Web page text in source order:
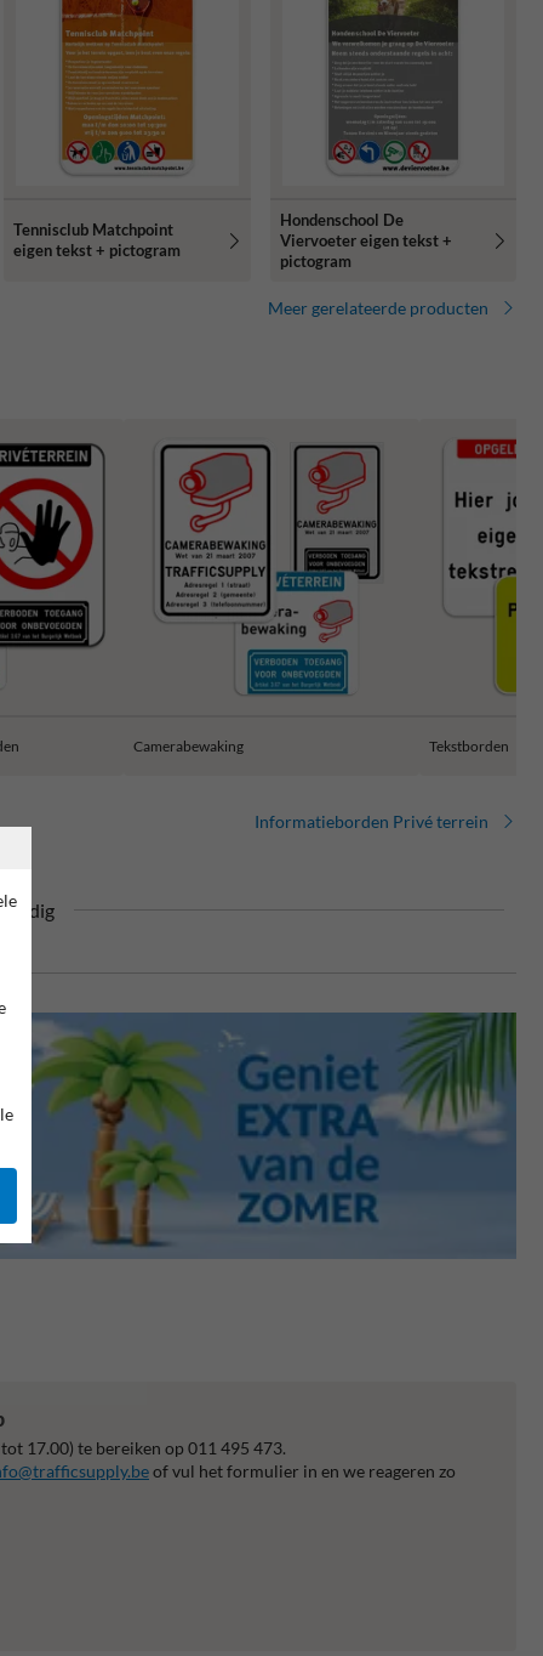
Tennisclub Matchpoint
eigen tekst + pictogram
Hondenschool De
Viervoeter eigen tekst +
pictogram
Meer gerelateerde producten
Camerabewaking Tekstborden
Informatieborden Privé terrein
17.00) te bereiken op 011 495 473.
of vul het formulier in en we reageren zo